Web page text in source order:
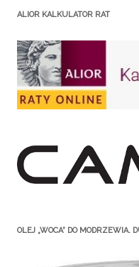
n
n
a
5
ALIOR KALKULATOR RAT
OLEJ „WOCA” DO MODRZEWIA.